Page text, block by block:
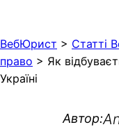
ВебЮрист > Статті
право > Як
Україні
Автор: